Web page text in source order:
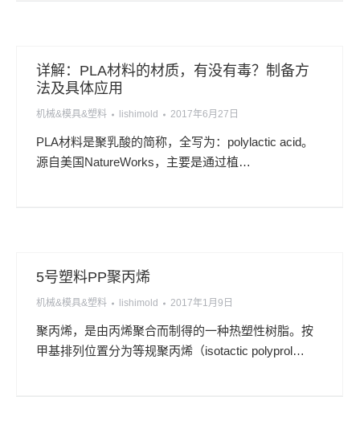
详解：PLA材料的材质，有没有毒？制备方
法及具体应用
机械&模具&塑料 lishimold 2017年6月27日
PLA材料是聚乳酸的简称，全写为：polylactic acid。
源自美国NatureWorks，主要是通过植…
5号塑料PP聚丙烯
机械&模具&塑料 lishimold 2017年1月9日
聚丙烯，是由丙烯聚合而制得的一种热塑性树脂。按
甲基排列位置分为等规聚丙烯（isotactic polyprol…